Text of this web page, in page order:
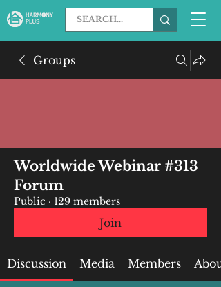
Groups
Worldwide Webinar #313
Forum
Public · 129 members
Join
Discussion Media Members About